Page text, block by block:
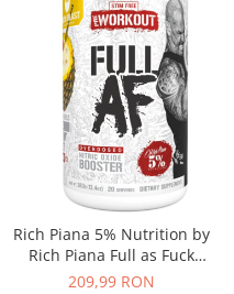
Rich Piana 5% Nutrition by
Rich Piana Full as Fuck
Legendary Series
209,99 RON